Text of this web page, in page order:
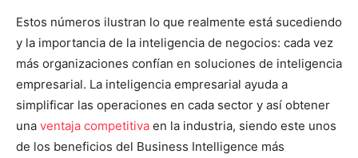
Estos números ilustran lo que realmente está sucediendo
y la importancia de la inteligencia de negocios: cada vez
más organizaciones confían en soluciones de inteligencia
empresarial. La inteligencia empresarial ayuda a
simplificar las operaciones en cada sector y así obtener
una ventaja competitiva en la industria, siendo este unos
de los beneficios del Business Intelligence más